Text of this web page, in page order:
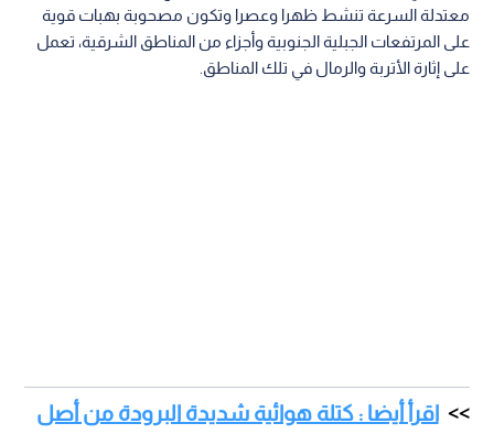
معتدلة السرعة تنشط ظهرا وعصرا وتكون مصحوبة بهبات قوية
على المرتفعات الجبلية الجنوبية وأجزاء من المناطق الشرقية، تعمل
على إثارة الأتربة والرمال في تلك المناطق.
اقرأ أيضا : كتلة هوائية شديدة البرودة من أصل